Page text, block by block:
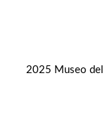
2025 Museo